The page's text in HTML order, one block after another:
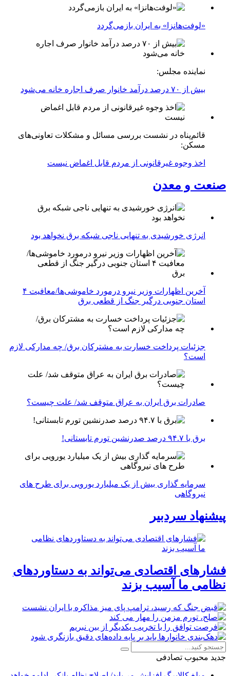
«لوفت‌هانزا» به ایران بازمی‌گردد
نماینده مجلس:
بیش از ۷۰ درصد درآمد خانوار صرف اجاره خانه می‌شود
قائم‌پناه در نشست بررسی مسائل و مشکلات تعاونی‌های
مسکن:
اخذ وجوه غیرقانونی از مردم قابل اغماض نیست
صنعت و معدن
انرژی خورشیدی به تنهایی ناجی شبکه برق نخواهد بود
آخرین اظهارات وزیر نیرو درمورد خاموشی‌ها/معافیت ۴
استان جنوبی درگیر جنگ از قطعی برق
جزئیات پرداخت خسارت به مشترکان برق/ چه مدارکی لازم
است؟
صادرات برق ایران به عراق متوقف شد/ علت چیست؟
برق با ۹۴.۷ درصد صدرنشین تورم تابستانی!
سرمایه گذاری بیش از یک میلیارد یورویی برای طرح های
نیروگاهی
پیشنهاد سردبیر
فشارهای اقتصادی می‌تواند به دستاوردهای
نظامی ما آسیب بزند
جدید محبوب تصادفی